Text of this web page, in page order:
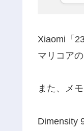
Xiaomi「
マリコア
また、メ
Dimensity